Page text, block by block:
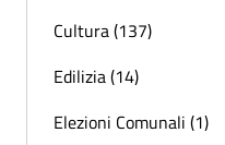
Cultura (137)
Edilizia (14)
Elezioni Comunali (1)